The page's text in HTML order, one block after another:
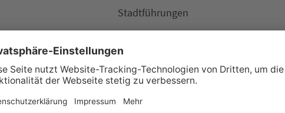
Stadtführungen
Kartenvorverkauf für regionale und deutschlandweite